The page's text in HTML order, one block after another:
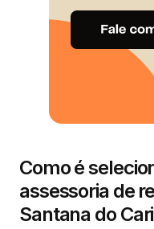
Como é
assessoria de
Santana do